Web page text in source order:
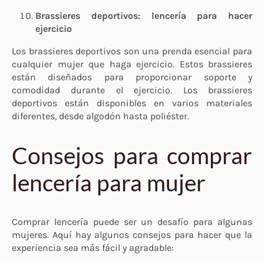
Brassieres deportivos: lencería para hacer
ejercicio
Los brassieres deportivos son una prenda esencial para
cualquier mujer que haga ejercicio. Estos brassieres
están diseñados para proporcionar soporte y
comodidad durante el ejercicio. Los brassieres
deportivos están disponibles en varios materiales
diferentes, desde algodón hasta poliéster.
Consejos para comprar
lencería para mujer
Comprar lencería puede ser un desafío para algunas
mujeres. Aquí hay algunos consejos para hacer que la
experiencia sea más fácil y agradable: